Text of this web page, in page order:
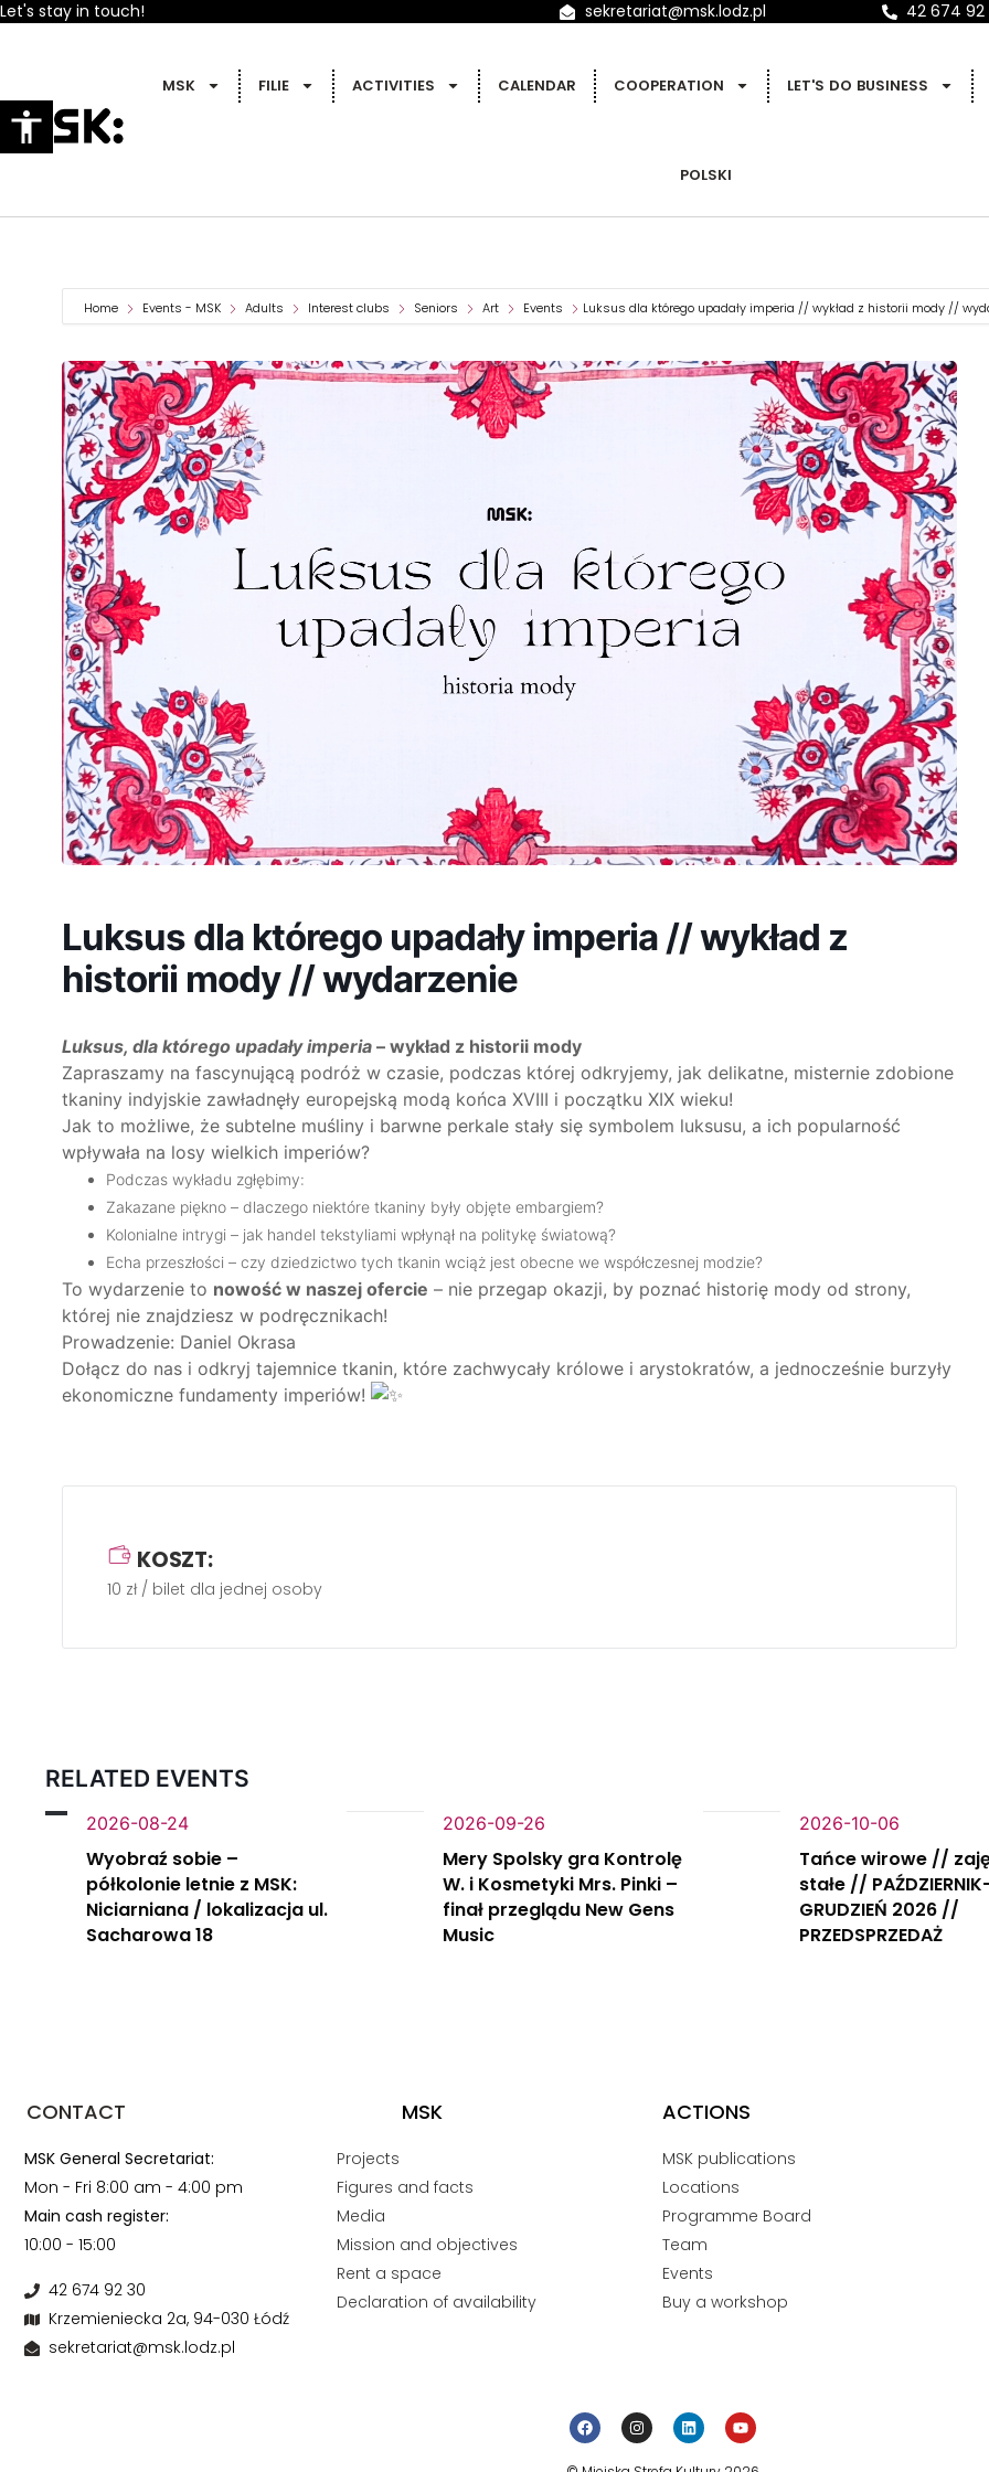
Let's stay in touch! sekretariat@msk.lodz.pl 42 674 92
MSK FILIE ACTIVITIES CALENDAR COOPERATION LET'S DO BUSINESS
POLSKI
Home Events - MSK Adults Interest clubs Seniors Art Events Luksus dla którego upadały imperia // wykład z historii mody //
Luksus dla którego upadały imperia // wykład z
historii mody // wydarzenie
Luksus, dla którego upadały imperia – wykład z historii mody
Zapraszamy na fascynującą podróż w czasie, podczas której odkryjemy, jak delikatne, misternie zdobione
tkaniny indyjskie zawładnęły europejską modą końca XVIII i początku XIX wieku!
Jak to możliwe, że subtelne muśliny i barwne perkale stały się symbolem luksusu, a ich popularność
wpływała na losy wielkich imperiów?
Podczas wykładu zgłębimy:
Zakazane piękno – dlaczego niektóre tkaniny były objęte embargiem?
Kolonialne intrygi – jak handel tekstyliami wpłynął na politykę światową?
Echa przeszłości – czy dziedzictwo tych tkanin wciąż jest obecne we współczesnej modzie?
To wydarzenie to nowość w naszej ofercie – nie przegap okazji, by poznać historię mody od strony,
której nie znajdziesz w podręcznikach!
Prowadzenie: Daniel Okrasa
Dołącz do nas i odkryj tajemnice tkanin, które zachwycały królowe i arystokratów, a jednocześnie burzyły
ekonomiczne fundamenty imperiów!
KOSZT:
10 zł / bilet dla jednej osoby
RELATED EVENTS
2026-08-24
Wyobraź sobie –
półkolonie letnie z MSK:
Niciarniana / lokalizacja ul.
Sacharowa 18
2026-09-26
Mery Spolsky gra Kontrolę
W. i Kosmetyki Mrs. Pinki –
finał przeglądu New Gens
Music
2026-10-06
Tańce wirowe //
stałe //
GRUDZIEŃ 2026 //
PRZEDSPRZEDAŻ
CONTACT MSK ACTIONS
MSK General Secretariat:
Mon - Fri 8:00 am - 4:00 pm
Main cash register:
10:00 - 15:00
42 674 92 30
Krzemieniecka 2a, 94-030 Łódź
sekretariat@msk.lodz.pl
Projects
Figures and facts
Media
Mission and objectives
Rent a space
Declaration of availability
MSK publications
Locations
Programme Board
Team
Events
Buy a workshop